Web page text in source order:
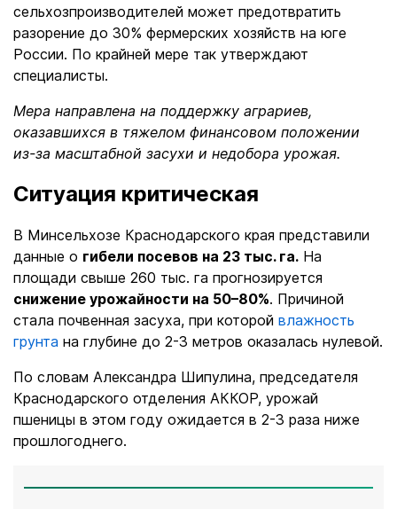
сельхозпроизводителей может предотвратить
разорение до 30% фермерских хозяйств на юге
России. По крайней мере так утверждают
специалисты.
Мера направлена на поддержку аграриев,
оказавшихся в тяжелом финансовом положении
из-за масштабной засухи и недобора урожая.
Ситуация критическая
В Минсельхозе Краснодарского края представили
данные о гибели посевов на 23 тыс. га. На
площади свыше 260 тыс. га прогнозируется
снижение урожайности на 50–80%. Причиной
стала почвенная засуха, при которой влажность
грунта на глубине до 2-3 метров оказалась нулевой.
По словам Александра Шипулина, председателя
Краснодарского отделения АККОР, урожай
пшеницы в этом году ожидается в 2-3 раза ниже
прошлогоднего.